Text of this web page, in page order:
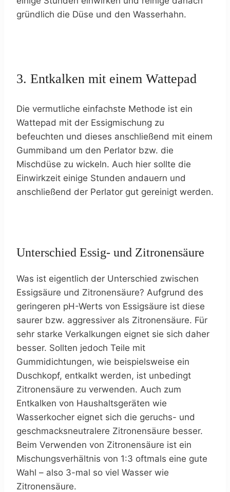
gründlich die Düse und den Wasserhahn.
3. Entkalken mit einem Wattepad
Die vermutliche einfachste Methode ist ein
Wattepad mit der Essigmischung zu
befeuchten und dieses anschließend mit einem
Gummiband um den Perlator bzw. die
Mischdüse zu wickeln. Auch hier sollte die
Einwirkzeit einige Stunden andauern und
anschließend der Perlator gut gereinigt werden.
Unterschied Essig- und Zitronensäure
Was ist eigentlich der Unterschied zwischen
Essigsäure und Zitronensäure? Aufgrund des
geringeren pH-Werts von Essigsäure ist diese
saurer bzw. aggressiver als Zitronensäure. Für
sehr starke Verkalkungen eignet sie sich daher
besser. Sollten jedoch Teile mit
Gummidichtungen, wie beispielsweise ein
Duschkopf, entkalkt werden, ist unbedingt
Zitronensäure zu verwenden. Auch zum
Entkalken von Haushaltsgeräten wie
Wasserkocher eignet sich die geruchs- und
geschmacksneutralere Zitronensäure besser.
Beim Verwenden von Zitronensäure ist ein
Mischungsverhältnis von 1:3 oftmals eine gute
Wahl – also 3-mal so viel Wasser wie
Zitronensäure.